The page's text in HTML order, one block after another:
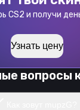
CS2 и получи
Узнать цену
вопросы